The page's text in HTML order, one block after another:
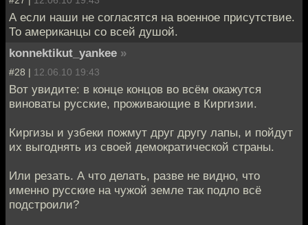
А если наши не согласятся на военное присутствие.
То американцы со всей душой.
konnektikut_yankee »
#28 | 12.06.10 19:43
Вот увидите: в конце концов во всём окажутся
виноваты русские, проживающие в Киргизии.
Киргизы и узбеки пожмут друг другу лапы, и пойдут
их выгоднять из своей демократической страны.
Или резать. А что делать, разве не видно, что
именно русские на чужой земле так подло всё
подстроили?